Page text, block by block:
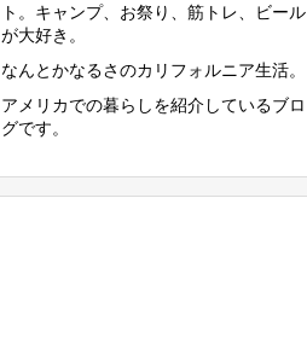
ト。キャンプ、お祭り、筋トレ、ビール
が大好き。
なんとかなるさのカリフォルニア生活。
アメリカでの暮らしを紹介しているブロ
グです。